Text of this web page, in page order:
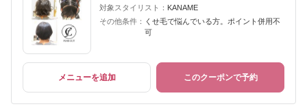
対象スタイリスト： KANAME
その他条件：
くせ毛で悩んでいる方。ポイント併用不
可
メニューを追加 このクーポンで予約